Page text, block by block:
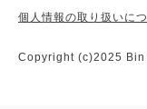
個人情報の取り扱いに
Copyright (c)2025